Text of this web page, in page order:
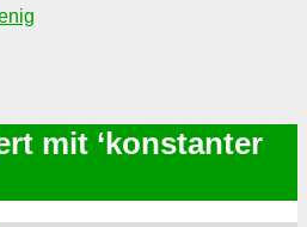
mit ‘konstanter